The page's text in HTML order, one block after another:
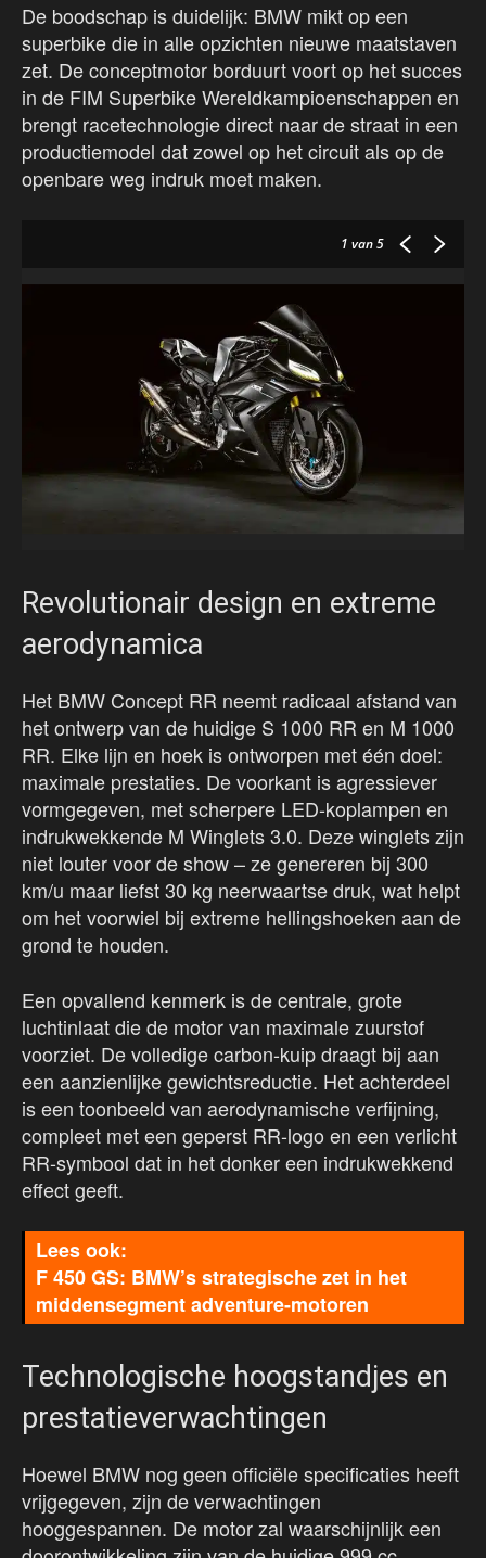
De boodschap is duidelijk: BMW mikt op een
superbike die in alle opzichten nieuwe maatstaven
zet. De conceptmotor borduurt voort op het succes
in de FIM Superbike Wereldkampioenschappen en
brengt racetechnologie direct naar de straat in een
productiemodel dat zowel op het circuit als op de
openbare weg indruk moet maken.
1 van 5
Revolutionair design en extreme
aerodynamica
Het BMW Concept RR neemt radicaal afstand van
het ontwerp van de huidige S 1000 RR en M 1000
RR. Elke lijn en hoek is ontworpen met één doel:
maximale prestaties. De voorkant is agressiever
vormgegeven, met scherpere LED-koplampen en
indrukwekkende M Winglets 3.0. Deze winglets zijn
niet louter voor de show – ze genereren bij 300
km/u maar liefst 30 kg neerwaartse druk, wat helpt
om het voorwiel bij extreme hellingshoeken aan de
grond te houden.
Een opvallend kenmerk is de centrale, grote
luchtinlaat die de motor van maximale zuurstof
voorziet. De volledige carbon-kuip draagt bij aan
een aanzienlijke gewichtsreductie. Het achterdeel
is een toonbeeld van aerodynamische verfijning,
compleet met een geperst RR-logo en een verlicht
RR-symbool dat in het donker een indrukwekkend
effect geeft.
F 450 GS: BMW’s strategische zet in het
middensegment adventure-motoren
Technologische hoogstandjes en
prestatieverwachtingen
Hoewel BMW nog geen officiële specificaties heeft
vrijgegeven, zijn de verwachtingen
hooggespannen. De motor zal waarschijnlijk een